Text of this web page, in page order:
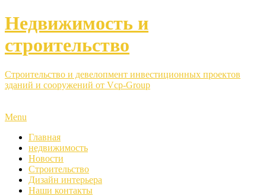
Недвижимость и
строительство
Строительство и девелопмент инвестиционных проектов
зданий и сооружений от Vcp-Group
Menu
Главная
недвижимость
Новости
Строительство
Дизайн интерьера
Наши контакты